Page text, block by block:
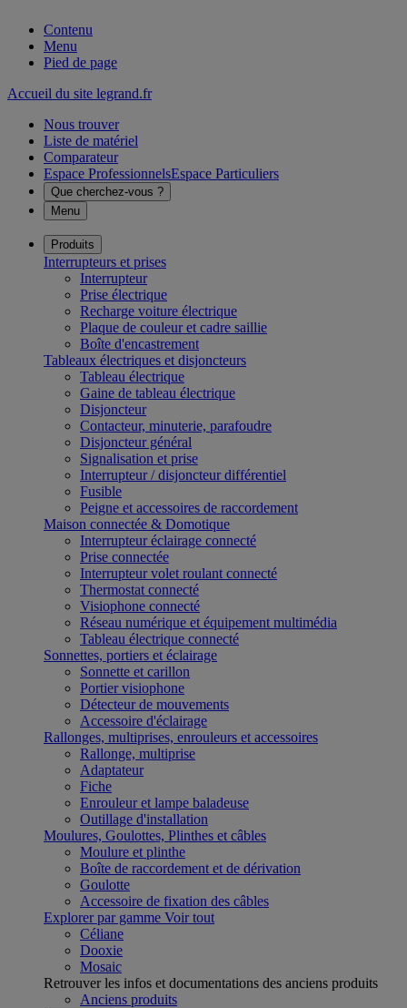
Contenu
Menu
Pied de page
Accueil du site legrand.fr
Nous trouver
Liste de matériel
Comparateur
Espace ProfessionnelsEspace Particuliers
Que cherchez-vous ?
Menu
Produits
Interrupteurs et prises
Interrupteur
Prise électrique
Recharge voiture électrique
Plaque de couleur et cadre saillie
Boîte d'encastrement
Tableaux électriques et disjoncteurs
Tableau électrique
Gaine de tableau électrique
Disjoncteur
Contacteur, minuterie, parafoudre
Disjoncteur général
Signalisation et prise
Interrupteur / disjoncteur différentiel
Fusible
Peigne et accessoires de raccordement
Maison connectée & Domotique
Interrupteur éclairage connecté
Prise connectée
Interrupteur volet roulant connecté
Thermostat connecté
Visiophone connecté
Réseau numérique et équipement multimédia
Tableau électrique connecté
Sonnettes, portiers et éclairage
Sonnette et carillon
Portier visiophone
Détecteur de mouvements
Accessoire d'éclairage
Rallonges, multiprises, enrouleurs et accessoires
Rallonge, multiprise
Adaptateur
Fiche
Enrouleur et lampe baladeuse
Outillage d'installation
Moulures, Goulottes, Plinthes et câbles
Moulure et plinthe
Boîte de raccordement et de dérivation
Goulotte
Accessoire de fixation des câbles
Explorer par gamme Voir tout
Céliane
Dooxie
Mosaic
Retrouver les infos et documentations des anciens produits
Anciens produits